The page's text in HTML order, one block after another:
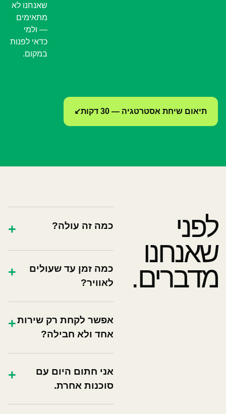
שאנחנו לא
מתאימים
— ולמי
כדאי לפנות
במקום.
תיאום שיחת אסטרטגיה — 30 דקות ↙
לפני
שאנחנו
מדברים.
כמה זה עולה? +
כמה זמן עד שעולים
לאוויר?
+
אפשר לקחת רק שירות
אחד ולא חבילה?
+
אני חתום היום עם
סוכנות אחרת.
+